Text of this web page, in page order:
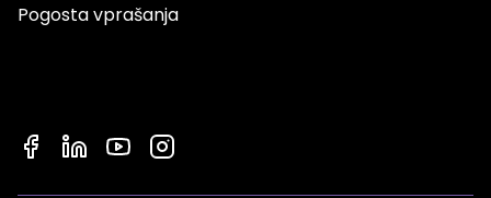
Pogosta vprašanja